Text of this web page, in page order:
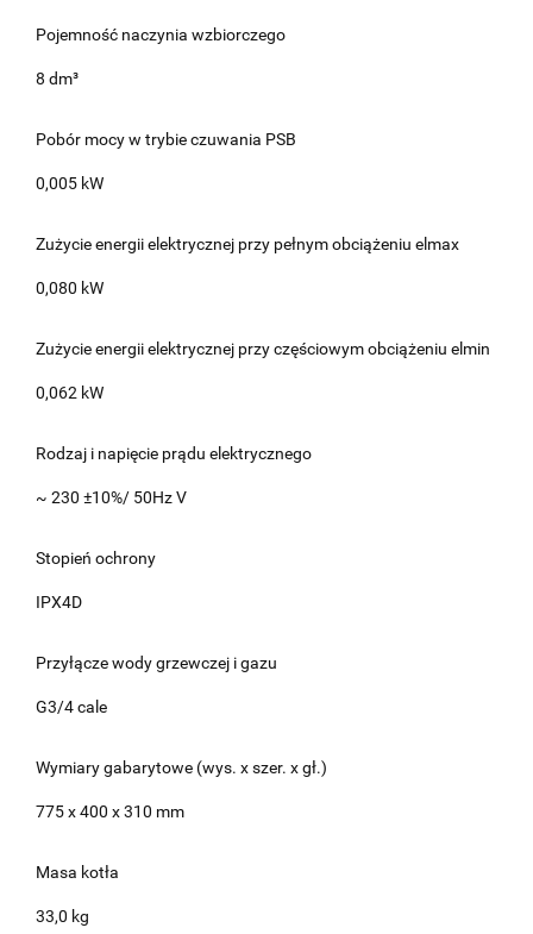
Pojemność naczynia wzbiorczego
8 dm³
Pobór mocy w trybie czuwania PSB
0,005 kW
Zużycie energii elektrycznej przy pełnym obciążeniu elmax
0,080 kW
Zużycie energii elektrycznej przy częściowym obciążeniu elmin
0,062 kW
Rodzaj i napięcie prądu elektrycznego
~ 230 ±10%/ 50Hz V
Stopień ochrony
IPX4D
Przyłącze wody grzewczej i gazu
G3/4 cale
Wymiary gabarytowe (wys. x szer. x gł.)
775 x 400 x 310 mm
Masa kotła
33,0 kg